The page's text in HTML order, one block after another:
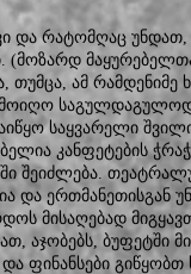
და რატომღაც
(მოზარდ
ამ რამდენიმე
ამოიღო
საყვარელი
კანფეტების
შეიძლება.
და ერთმანეთისგან
მისაღებად
აჯობებს, ბუფეტში
ფინანსები გიწყობთ